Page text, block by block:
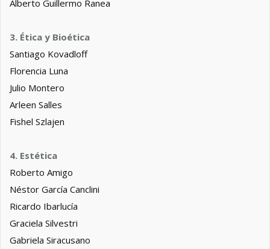
Alberto Guillermo Ranea
3. Ética y Bioética
Santiago Kovadloff
Florencia Luna
Julio Montero
Arleen Salles
Fishel Szlajen
4. Estética
Roberto Amigo
Néstor García Canclini
Ricardo Ibarlucía
Graciela Silvestri
Gabriela Siracusano